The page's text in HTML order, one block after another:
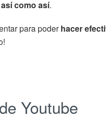
como así.
para poderhacer
Youtube